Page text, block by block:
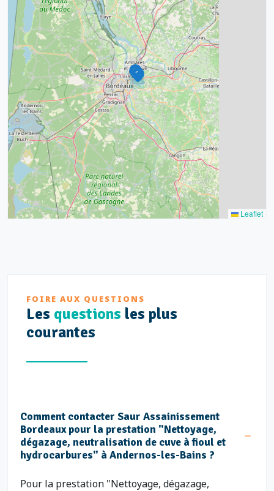
3
2
2
4
32
2
11
11
Leaflet
FOIRE AUX QUESTIONS
Les questions les plus
courantes
Comment contacter Saur Assainissement
Bordeaux pour la prestation "Nettoyage,
dégazage, neutralisation de cuve à fioul et
hydrocarbures" à Andernos-les-Bains ?
Pour la prestation "Nettoyage, dégazage,